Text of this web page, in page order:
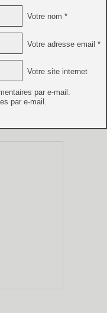
Votre nom *
Votre adresse email *
Votre site internet
par e-mail.
par e-mail.